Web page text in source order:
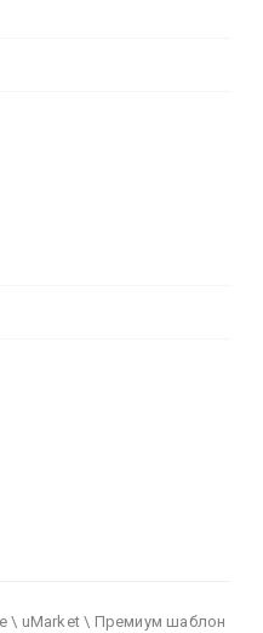
\ uMarket \ Премиум шаблон